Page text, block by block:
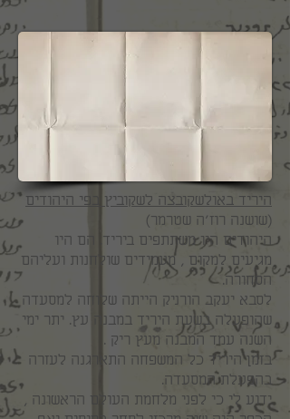
היריד באולשקובצה לשקוביץ בפי היהודים
(שושנה רוז'ה שטרמר)
היהודים היו משתתפים ביריד. הם היו
מגיעים למקום , מעמידים שולחנות ועליהם
הסחורה.
לסבא יעקב הורניק הייתה שלוחה למסעדה
שהופעלה בשעת היריד במבנה עץ. יתר ימי
השנה עמד המבנה מעץ ריק .
בזמן היריד כל המשפחה התארגנה לעזרה
בהפעלת המסעדה.
ידוע לי כי לפני מלחמת העולם הראשונה ,